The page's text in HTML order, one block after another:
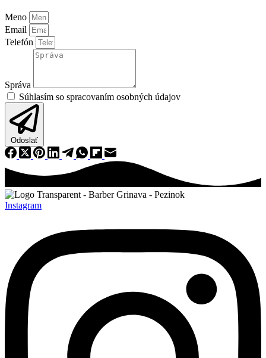
Meno
Email
Telefón
Správa
Súhlasím so spracovaním osobných údajov
Odoslať
Instagram